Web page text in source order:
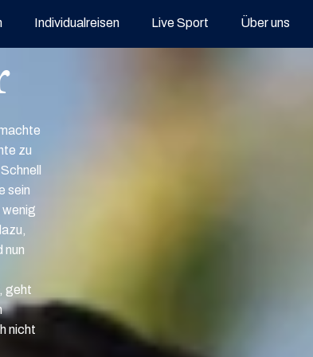
Individualreisen Live Sport Über uns
zu
sein
wenig
nun
geht
nicht